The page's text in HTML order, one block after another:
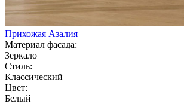
Прихожая Азалия
Материал фасада:
Зеркало
Стиль:
Классический
Цвет:
Белый